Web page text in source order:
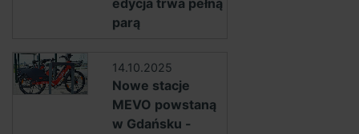
edycja trwa pełną
parą
14.10.2025
Nowe stacje
MEVO powstaną
w Gdańsku -